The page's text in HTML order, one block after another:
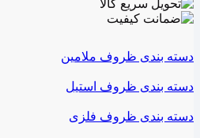
دسته بندی ظروف ملامین
دسته بندی ظروف استیل
دسته بندی ظروف فلزی